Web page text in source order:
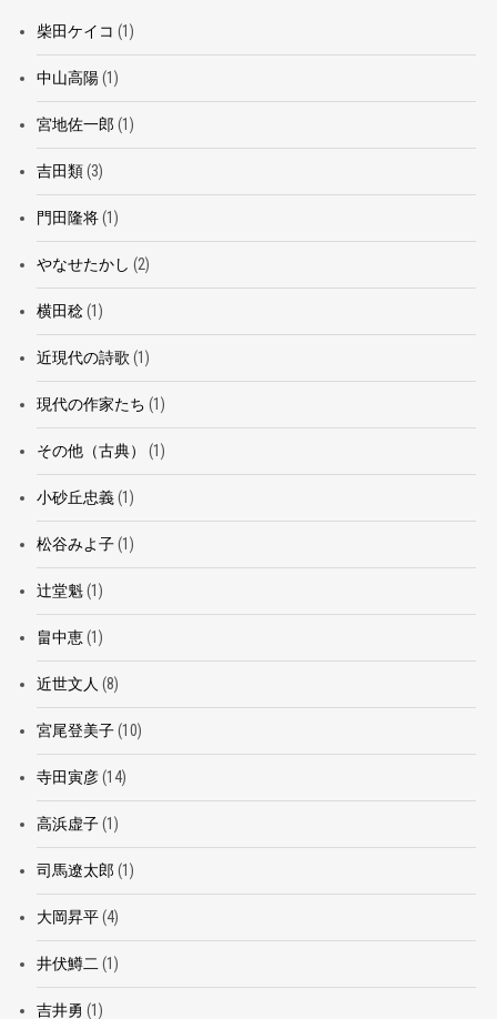
柴田ケイコ (1)
中山高陽(1)
宮地佐一郎 (1)
吉田類(3)
門田隆将(1)
やなせたかし (2)
横田稔(1)
近現代の詩歌 (1)
現代の作家たち (1)
その他（古典） (1)
小砂丘忠義(1)
松谷みよ子(1)
辻堂魁(1)
畠中恵(1)
近世文人 (8)
宮尾登美子(10)
寺田寅彦(14)
高浜虚子(1)
司馬遼太郎 (1)
大岡昇平(4)
井伏鱒二 (1)
吉井勇 (1)